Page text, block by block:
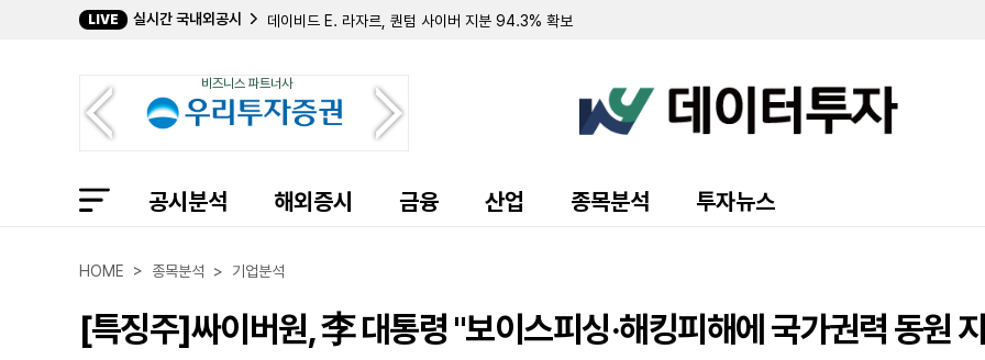
LIVE 실시간 국내외공시
데이비드 E. 라자르, 퀀텀 사이버 지분 94.3% 확보
바이오스템 테크놀로지스, 357만 주 규모 주주 등록 및 매각 추진
컴벌랜드 파머슈티컬스, 아포텍스에 브랜드 매각 완료 후 '이페트로반' 중심 희귀질환 치료제 개발 집중
필립 프로스트 박사, 코크리스털 파머 주식 8만 5000주 장내 매수…지분율 13.9%로 확대
자이어 테라퓨틱스, 컬젠 합병 소급 반영해 2분기 순손실 1427만 달러 기록
인디 세미컨덕터, 2분기 매출 6400만 달러 기록…전년비 24% 증가
퍼스트 노던 커뮤니티 뱅코프, 부실 대출 채권 457만 달러로 감소…대출 조건 조정액은 412만 달러
엑스피언360, 2분기 매출 32% 감소에도 매출총이익률 32.4%로 대폭 개선
인디 세미컨덕터, 1억 7050만 달러 규모 선순위 전환사채 발행 완료
비즈니스 파트너사
공시분석 해외증시 금융 산업 종목분석 투자뉴스
HOME > 종목분석 > 기업분석
[특징주]싸이버원, 李 대통령 "보이스피싱·해킹피해에 국가권력 동원